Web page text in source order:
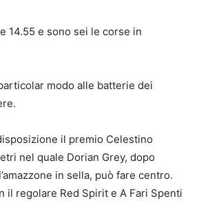
14.55 e sono sei le corse in
modo alle batterie dei
il premio Celestino
nel quale Dorian Grey, dopo
in sella, può fare centro.
il regolare Red Spirit e A Fari Spenti